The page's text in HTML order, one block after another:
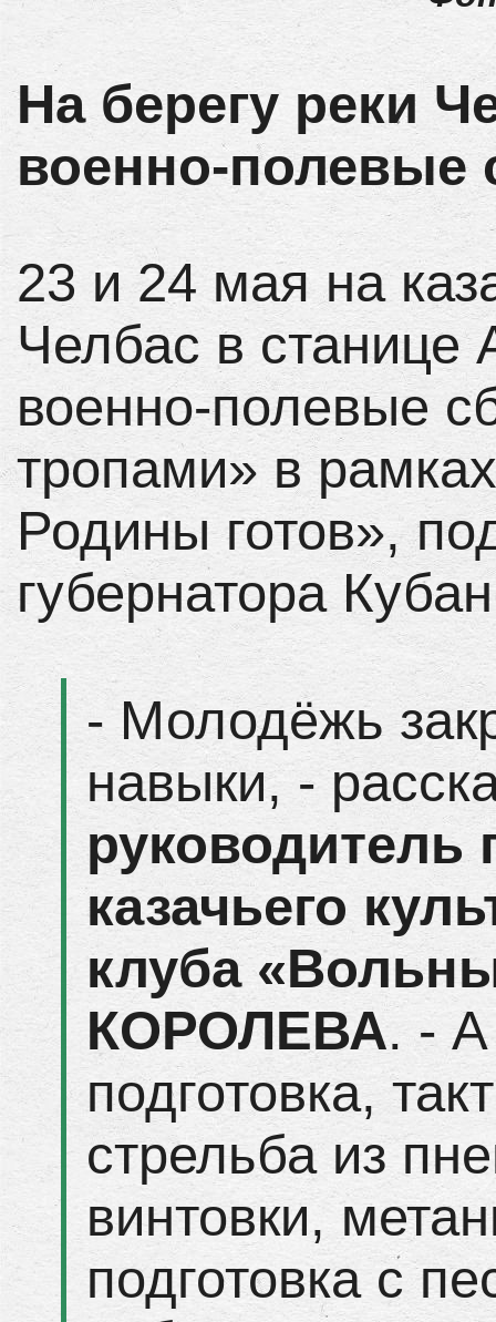
На берегу реки
военно-полевые
23 и 24 мая на
Челбас в станице
военно-полевые
тропами» в
Родины готов»,
губернатора
- Молодёжь
навыки, -
руководитель
казачьего
клуба
КОРОЛЕВА. -
подготовка,
стрельба из
винтовки,
подготовка с